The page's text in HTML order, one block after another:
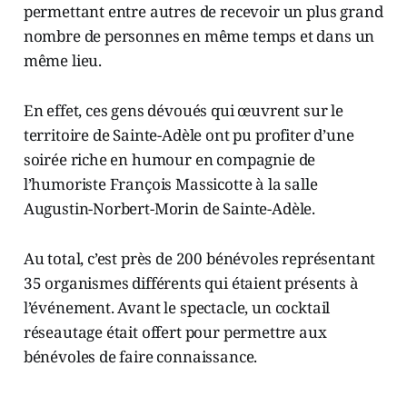
permettant entre autres de recevoir un plus grand
nombre de personnes en même temps et dans un
même lieu.
En effet, ces gens dévoués qui œuvrent sur le
territoire de Sainte-Adèle ont pu profiter d’une
soirée riche en humour en compagnie de
l’humoriste François Massicotte à la salle
Augustin-Norbert-Morin de Sainte-Adèle.
Au total, c’est près de 200 bénévoles représentant
35 organismes différents qui étaient présents à
l’événement. Avant le spectacle, un cocktail
réseautage était offert pour permettre aux
bénévoles de faire connaissance.